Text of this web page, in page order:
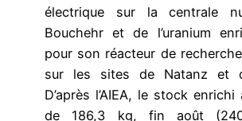
électrique sur la centrale
Bouchehr et de l’uranium
pour son réacteur de
sur les sites de Natanz et
D’après l’AIEA, le stock
de 186,3 kg, fin août